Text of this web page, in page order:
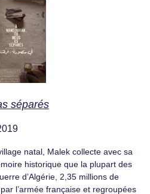
séparés
natal, Malek collecte avec sa
historique que la plupart des
d’Algérie, 2,35 millions de
l’armée française et regroupées